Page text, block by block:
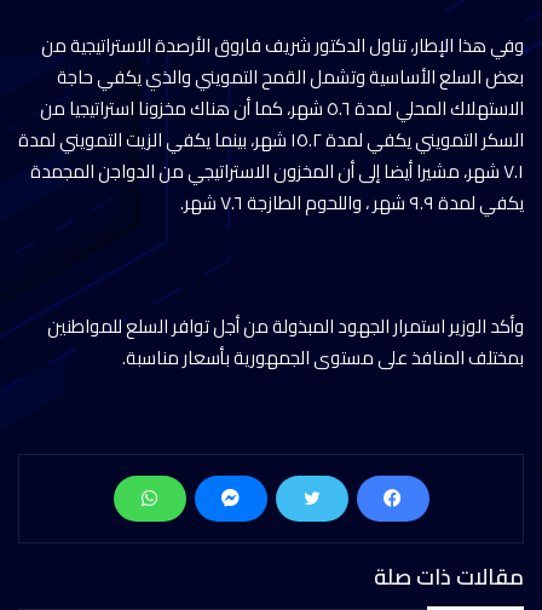
وفي هذا الإطار، تناول الدكتور شريف فاروق الأرصدة الاستراتيجية من
بعض السلع الأساسية وتشمل القمح التمويني والذي يكفي حاجة
الاستهلاك المحلي لمدة ٥.٦ شهر، كما أن هناك مخزونا استراتيجيا من
السكر التمويني يكفي لمدة ١٥.٢ شهر، بينما يكفي الزيت التمويني لمدة
٧.١ شهر، مشيرا أيضا إلى أن المخزون الاستراتيجي من الدواجن المجمدة
يكفي لمدة ٩.٩ شهر ، واللحوم الطازجة ٧.٦ شهر.
وأكد الوزير استمرار الجهود المبذولة من أجل توافر السلع للمواطنين
بمختلف المنافذ على مستوى الجمهورية بأسعار مناسبة.
مقالات ذات صلة